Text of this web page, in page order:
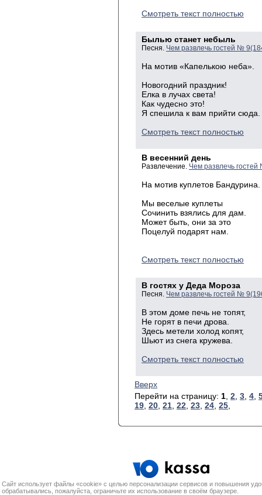
Смотреть текст полностью
Былью станет небыль
Песня. Чем развлечь гостей №
На мотив «Капелькою неба».
Новогодний праздник!
Елка в лучах света!
Как чудесно это!
Я спешила к вам прийти сюда.
Смотреть текст полностью
В весенний день
Развлечение. Чем развлечь
На мотив куплетов Бандурина.
Мы веселые куплеты
Сочинить взялись для дам.
Может быть, они за это
Поцелуй подарят нам.
Смотреть текст полностью
В гостях у Деда Мороза
Песня. Чем развлечь гостей №
В этом доме печь не топят,
Не горят в печи дрова.
Здесь метели холод копят,
Шьют из снега кружева.
Смотреть текст полностью
Вверх
Перейти на страницу: 1 2 3 4
19 20 21 22 23 24 25
Сайт использует файлы «cookie» с целью персонализации сервисов и повышения
обрабатывались, пожалуйста, ограничьте их использование в своём браузере.